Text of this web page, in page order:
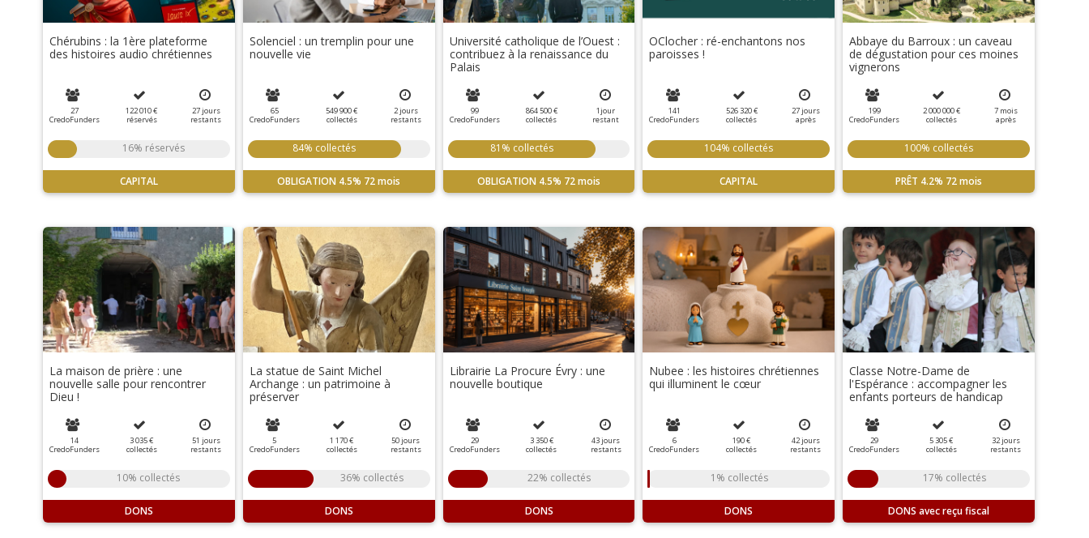
Chérubins : la 1ère plateforme
des histoires audio chrétiennes
27
CredoFunders
122 010 €
réservés
27jours
restants
16% réservés
CAPITAL
Solenciel : un tremplin pour une
nouvelle vie
65
CredoFunders
549 900 €
collectés
2jours
restants
84% collectés
OBLIGATION 4.5% 72 mois
Université catholique de l’Ouest :
contribuez à la renaissance du
Palais
99
CredoFunders
864 500 €
collectés
1jour
restant
81% collectés
OBLIGATION 4.5% 72 mois
OClocher : ré-enchantons nos
paroisses !
141
CredoFunders
526 320 €
collectés
27jours
après
104% collectés
CAPITAL
Abbaye du Barroux : un caveau
de dégustation pour ces moines
vignerons
199
CredoFunders
2 000 000 €
collectés
7mois
après
100% collectés
PRÊT 4.2% 72 mois
La maison de prière : une
nouvelle salle pour rencontrer
Dieu !
14
CredoFunders
3 035 €
collectés
51 jours
restants
10% collectés
DONS
La statue de Saint Michel
Archange : un patrimoine à
préserver
5
CredoFunders
1 170 €
collectés
50jours
restants
36% collectés
DONS
Librairie La Procure Évry : une
nouvelle boutique
29
CredoFunders
3 350 €
collectés
43jours
restants
22% collectés
DONS
Nubee : les histoires chrétiennes
qui illuminent le cœur
6
CredoFunders
190 €
collectés
42jours
restants
1% collectés
DONS
Classe Notre-Dame de
l'Espérance : accompagner les
enfants porteurs de handicap
29
CredoFunders
5 305 €
collectés
32jours
restants
17% collectés
DONS